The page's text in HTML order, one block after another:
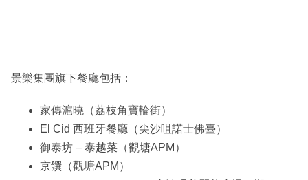
景樂集團旗下餐廳包括：
家傳滬曉（荔枝角寶輪街）
El Cid 西班牙餐廳（尖沙咀諾士佛臺）
御泰坊 – 泰越菜（觀塘APM）
京饌（觀塘APM）